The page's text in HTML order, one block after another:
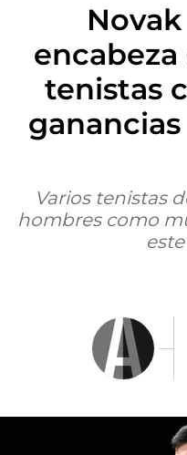
encabeza
tenistas
Varios tenistas
hombres como